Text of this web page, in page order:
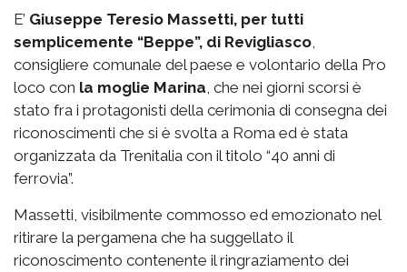
E’ Giuseppe Teresio Massetti, per tutti
semplicemente “Beppe”, di Revigliasco
consigliere comunale del paese e volontario della Pro
loco con la moglie Marina , che nei giorni scorsi è
stato fra i protagonisti della cerimonia di consegna dei
riconoscimenti che si è svolta a Roma ed è stata
organizzata da Trenitalia con il titolo “40 anni di
ferrovia”.
Massetti, visibilmente commosso ed emozionato nel
ritirare la pergamena che ha suggellato il
riconoscimento contenente il ringraziamento dei